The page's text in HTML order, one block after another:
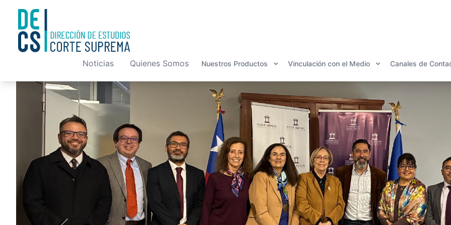
Noticias Quienes Somos Nuestros Productos Vinculación con el Medio Canales de